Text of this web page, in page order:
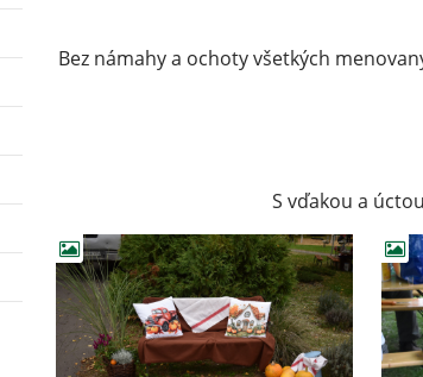
Bez námahy a ochoty všetkých
S vďakou a